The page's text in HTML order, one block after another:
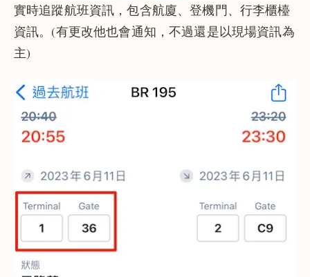
實時追蹤航班資訊，包含航廈、登機門、行李櫃檯
資訊。(有更改他也會通知，不過還是以現場資訊為
主)